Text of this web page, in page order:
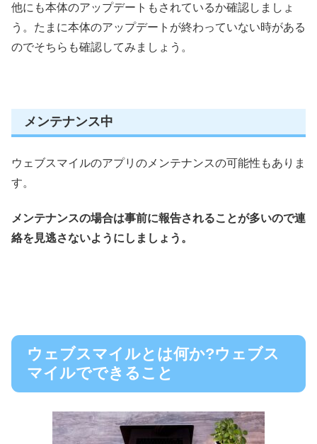
他にも本体のアップデートもされているか確認しましょ
う。 たまに本体のアップデートが終わっていない時がある
のでそちらも確認してみましょう。
メンテナンス中
ウェブスマイルのアプリのメンテナンスの可能性もありま
す。
メンテナンスの場合は事前に報告されることが多いので連
絡を見逃さないようにしましょう。
ウェブスマイルとは何か?ウェブス
マイルでできること